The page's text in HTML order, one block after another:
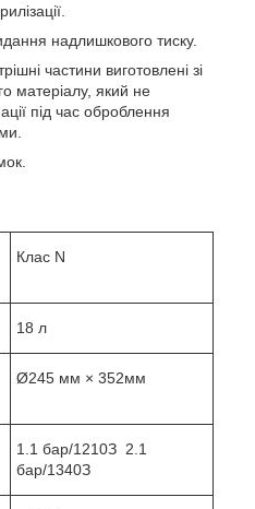
надлишкового тиску.
частини виготовлені зі
матеріалу, який не
під час оброблення
Клас N
18 л
Ø245 мм × 352мм
1.1 бар/1210З 2.1
бар/1340З